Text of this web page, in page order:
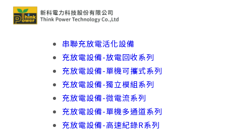
串聯充放電活化設備
充放電設備-放電回收系列
充放電設備-單機可攜式系列
充放電設備-獨立模組系列
充放電設備-微電流系列
充放電設備-單機多通道系列
充放電設備-高速紀錄R系列